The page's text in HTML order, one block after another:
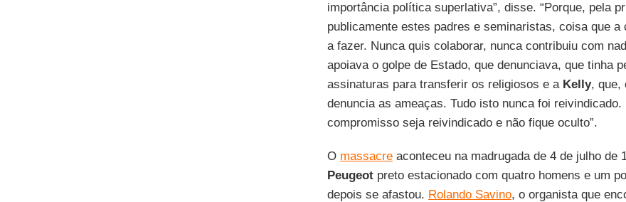
importância política superlativa”, disse. “Porque, pela
publicamente estes padres e seminaristas, coisa que a
a fazer. Nunca quis colaborar, nunca contribuiu com
apoiava o golpe de Estado, que denunciava, que tinha
assinaturas para transferir os religiosos e a Kelly, que,
denuncia as ameaças. Tudo isto nunca foi
compromisso seja reivindicado e não fique oculto”.
O massacreaconteceu na madrugada de 4 de julho de
Peugeotpreto estacionado com quatro homens e um
depois se afastou. Rolando Savino, o organista que